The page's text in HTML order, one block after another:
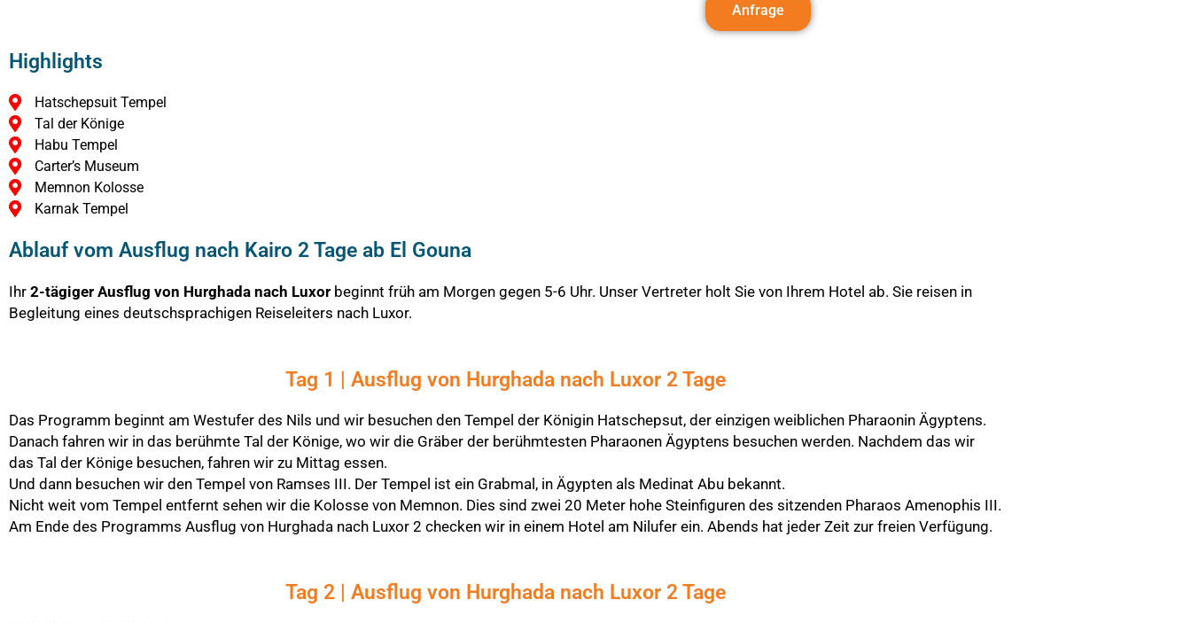
Anfrage
Highlights
Hatschepsuit Tempel
Tal der Könige
Habu Tempel
Carter’s Museum
Memnon Kolosse
Karnak Tempel
Ablauf vom Ausflug nach Kairo 2 Tage ab El Gouna
Ihr 2-tägiger Ausflug von Hurghada nach Luxor beginnt früh am Morgen gegen 5-6 Uhr. Unser Vertreter holt Sie von Ihrem Hotel ab. Sie reisen in
Begleitung eines deutschsprachigen Reiseleiters nach Luxor.
Tag 1 | Ausflug von Hurghada nach Luxor 2 Tage
Das Programm beginnt am Westufer des Nils und wir besuchen den Tempel der Königin Hatschepsut, der einzigen weiblichen Pharaonin Ägyptens.
Danach fahren wir in das berühmte Tal der Könige, wo wir die Gräber der berühmtesten Pharaonen Ägyptens besuchen werden. Nachdem das wir
das Tal der Könige besuchen, fahren wir zu Mittag essen.
Und dann besuchen wir den Tempel von Ramses III. Der Tempel ist ein Grabmal, in Ägypten als Medinat Abu bekannt.
Nicht weit vom Tempel entfernt sehen wir die Kolosse von Memnon. Dies sind zwei 20 Meter hohe Steinfiguren des sitzenden Pharaos Amenophis III.
Am Ende des Programms Ausflug von Hurghada nach Luxor 2 checken wir in einem Hotel am Nilufer ein. Abends hat jeder Zeit zur freien Verfügung.
Tag 2 | Ausflug von Hurghada nach Luxor 2 Tage